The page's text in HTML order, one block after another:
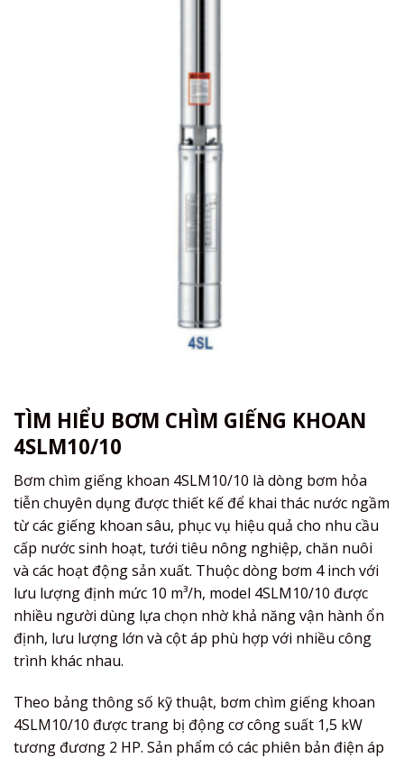
TÌM HIỂU BƠM CHÌM GIẾNG KHOAN
4SLM10/10
Bơm chìm giếng khoan 4SLM10/10 là dòng bơm hỏa
tiễn chuyên dụng được thiết kế để khai thác nước ngầm
từ các giếng khoan sâu, phục vụ hiệu quả cho nhu cầu
cấp nước sinh hoạt, tưới tiêu nông nghiệp, chăn nuôi
và các hoạt động sản xuất. Thuộc dòng bơm 4 inch với
lưu lượng định mức 10 m³/h, model 4SLM10/10 được
nhiều người dùng lựa chọn nhờ khả năng vận hành ổn
định, lưu lượng lớn và cột áp phù hợp với nhiều công
trình khác nhau.
Theo bảng thông số kỹ thuật, bơm chìm giếng khoan
4SLM10/10 được trang bị động cơ công suất 1,5 kW
tương đương 2 HP. Sản phẩm có các phiên bản điện áp